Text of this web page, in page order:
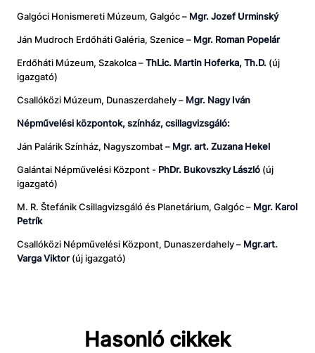
Galgóci Honismereti Múzeum, Galgóc – Mgr. Jozef Urminský
Ján Mudroch Erdőháti Galéria, Szenice – Mgr. Roman Popelár
Erdőháti Múzeum, Szakolca –ThLic. Martin Hoferka, Th.D. (új
igazgató)
Csallóközi Múzeum, Dunaszerdahely – Mgr. Nagy Iván
Népművelési központok, színház, csillagvizsgáló:
Ján Palárik Színház, Nagyszombat – Mgr. art. Zuzana Hekel
Galántai Népművelési Központ - PhDr. Bukovszky László (új
igazgató)
M. R. Štefánik Csillagvizsgáló és Planetárium, Galgóc – Mgr. Karol
Petrík
Csallóközi Népművelési Központ, Dunaszerdahely – Mgr.art.
Varga Viktor(új igazgató)
Hasonló cikkek